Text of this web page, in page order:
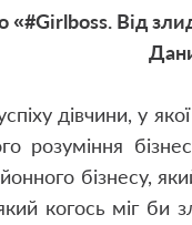
«#Girlboss. Від
дівчини, у
розуміння
бізнесу,
когось міг би